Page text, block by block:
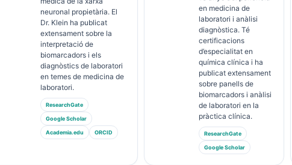
neuronal propietària. El
Dr. Klein ha publicat
extensament sobre la
interpretació de
biomarcadors i els
diagnòstics de laboratori
en temes de medicina de
laboratori.
ResearchGate
Google Scholar
Academia.edu ORCID
en medicina de
laboratori i anàlisi
diagnòstica. Té
certificacions
d’especialitat en
química clínica i ha
publicat extensament
sobre panells de
biomarcadors i anàlisi
de laboratori en la
pràctica clínica.
ResearchGate
Google Scholar